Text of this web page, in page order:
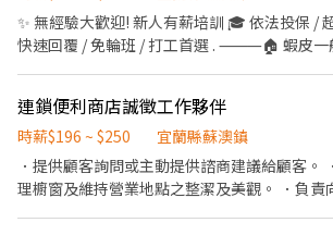
歷:https://reurl.cc/nxz8Wd 再加入官方帳號👉
https://reurl.cc/Vn67LY 留下全名+電話+職缺
💖 留下全名+電話+職缺截圖 餅乾馬上回覆泥💖
✨ 無經驗大歡迎! 新人有薪培訓 🎓 依法投保 /
快速回覆 / 免輪班 / 打工首選 . ⸻🏠 蝦皮一
與清潔維護作業 🤝 協助執行門市營運維護與
間: ▸ 早班 11:00-17:30 ▸ 晚班 18:45-22:45,
明: 平日一週給班 3-5 天, 假日配合主管排班 💰
早、晚班 $196-$216 . ⸻ 🛵 蝦皮智取店 | 自
連鎖便利商店誠徵工作夥伴
時薪$196 ~ $250
宜蘭縣蘇澳鎮
．提供顧客詢問或主動提供諮商建議給顧客。
理櫥窗及維持營業地點之整潔及美觀。 ．負責